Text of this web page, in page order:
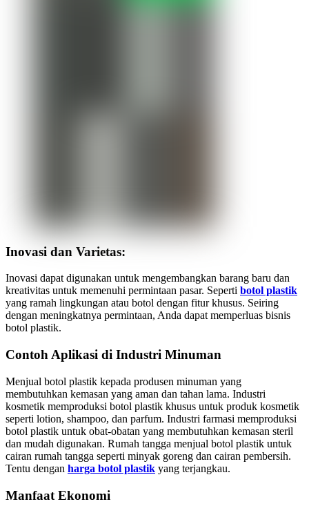
Inovasi dan Varietas:
Inovasi dapat digunakan untuk mengembangkan barang baru dan
kreativitas untuk memenuhi permintaan pasar. Seperti botol plastik
yang ramah lingkungan atau botol dengan fitur khusus. Seiring
dengan meningkatnya permintaan, Anda dapat memperluas bisnis
botol plastik.
Contoh Aplikasi di Industri Minuman
Menjual botol plastik kepada produsen minuman yang
membutuhkan kemasan yang aman dan tahan lama. Industri
kosmetik memproduksi botol plastik khusus untuk produk kosmetik
seperti lotion, shampoo, dan parfum. Industri farmasi memproduksi
botol plastik untuk obat-obatan yang membutuhkan kemasan steril
dan mudah digunakan. Rumah tangga menjual botol plastik untuk
cairan rumah tangga seperti minyak goreng dan cairan pembersih.
Tentu dengan harga botol plastik yang terjangkau.
Manfaat Ekonomi